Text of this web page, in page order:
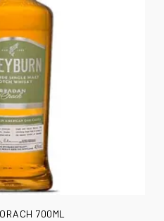
AL CARRITO
700ML